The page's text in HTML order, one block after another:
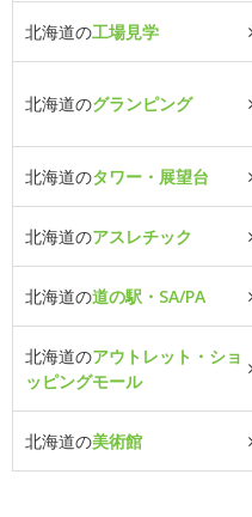
北海道の工場見学
北海道のグランピング
北海道のタワー・展望台
北海道のアスレチック
北海道の道の駅・SA/PA
北海道のアウトレット・ショ
ッピングモール
北海道の美術館